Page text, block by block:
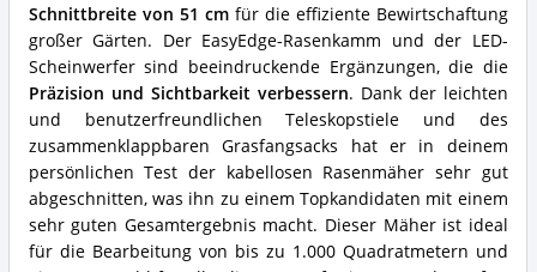
Schnittbreite von 51 cmfür die effiziente Bewirtschaftung
großer Gärten. Der EasyEdge-Rasenkamm und der LED-
Scheinwerfer sind beeindruckende Ergänzungen, die die
Präzision und Sichtbarkeit verbessern. Dank der leichten
und benutzerfreundlichen Teleskopstiele und des
zusammenklappbaren Grasfangsacks hat er in deinem
persönlichen Test der kabellosen Rasenmäher sehr gut
abgeschnitten, was ihn zu einem Topkandidaten mit einem
sehr guten Gesamtergebnis macht. Dieser Mäher ist ideal
für die Bearbeitung von bis zu 1.000 Quadratmetern und